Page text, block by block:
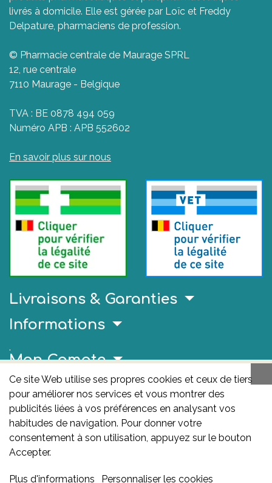
livrés à domicile. Elle est gérée par Loïc et Freddy
Delpature, pharmaciens de profession.
© Pharmacie centrale de Maurage SPRL
12, rue centrale
7110 Maurage - Belgique
TVA : BE 0878 494 059
Numéro APB : APB 552602
En savoir plus sur nous
Livraisons & Garanties
Ce site Web utilise ses propres cookies et ceux de tiers
pour améliorer nos services et vous montrer des
publicités liées à vos préférences en analysant vos
habitudes de navigation. Pour donner votre
consentement à son utilisation, appuyez sur le bouton
Accepter.
Plus d'informations Personnaliser les cookies
Informations
.
Mon Compte
Liens Utiles
AFMPS
L'AFMPS est l’autorité compétente en matière de
médicaments et de produits de santé en Belgique. Ce
médicaments et des produits de santé – afmps